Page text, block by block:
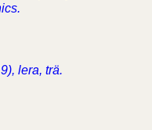
lera, trä.